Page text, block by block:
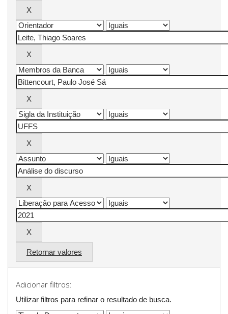
Retornar valores
Adicionar filtros:
Utilizar filtros para refinar o resultado de busca.